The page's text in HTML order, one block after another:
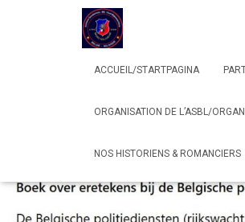
ACCUEIL/STARTPAGINA
ORGANISATION DE L’ASBL/
NOS HISTORIENS & ROMANCIERS